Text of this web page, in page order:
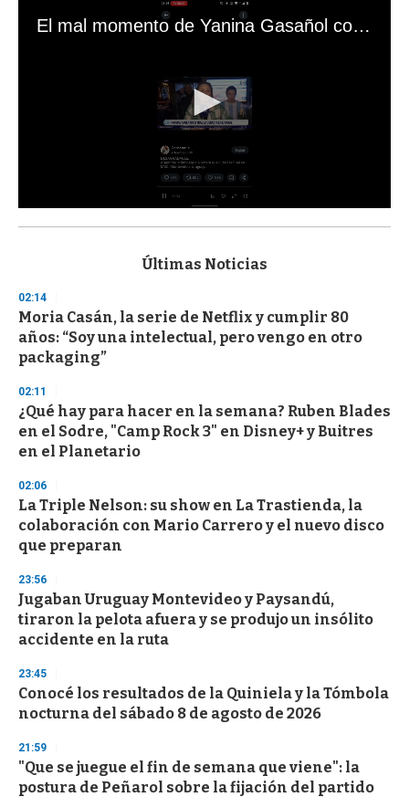
El mal momento de Yanina Gasañol con un hincha argentino en "Subrayado"
s
d
s
o
f
3
s
c
o
n
Últimas Noticias
02:14
Moria Casán, la serie de Netflix y cumplir 80
años: “Soy una intelectual, pero vengo en otro
packaging”
02:11
¿Qué hay para hacer en la semana? Ruben Blades
en el Sodre, "Camp Rock 3" en Disney+ y Buitres
en el Planetario
02:06
La Triple Nelson: su show en La Trastienda, la
colaboración con Mario Carrero y el nuevo disco
que preparan
23:56
Jugaban Uruguay Montevideo y Paysandú,
tiraron la pelota afuera y se produjo un insólito
accidente en la ruta
23:45
Conocé los resultados de la Quiniela y la Tómbola
nocturna del sábado 8 de agosto de 2026
21:59
"Que se juegue el fin de semana que viene": la
postura de Peñarol sobre la fijación del partido